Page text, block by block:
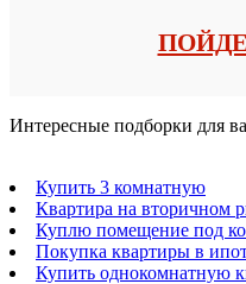
Интересные подборки для
Купить 3 комнатную
Квартира на вторичном
Куплю помещение под
Покупка квартиры в
Купить однокомнатную